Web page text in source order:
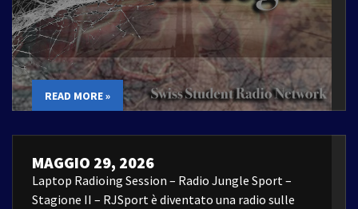
READ MORE »
MAGGIO 29, 2026
Laptop Radioing Session – Radio Jungle Sport –
Stagione II – RJSport è diventato una radio sulle